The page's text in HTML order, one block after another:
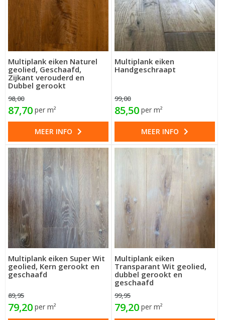
Multiplank eiken Naturel
geolied, Geschaafd,
Zijkant verouderd en
Dubbel gerookt
98,00
87,70 per m²
MEER INFO
Multiplank eiken
Handgeschraapt
99,00
85,50 per m²
MEER INFO
Multiplank eiken Super Wit
geolied, Kern gerookt en
geschaafd
89,95
79,20 per m²
Multiplank eiken
Transparant Wit geolied,
dubbel gerookt en
geschaafd
99,95
79,20 per m²